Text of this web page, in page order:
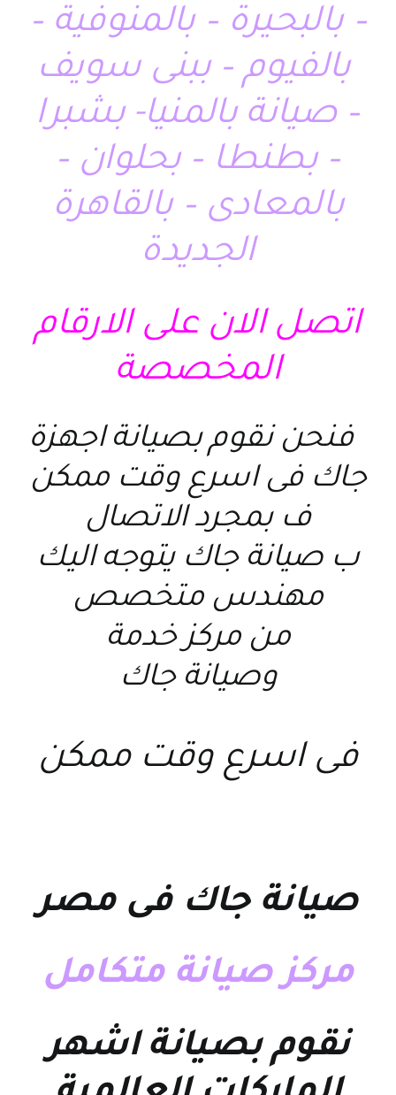
– بالبحيرة – بالمنوفية –
بالفيوم – ببنى سويف
– صيانة بالمنيا- بشبرا
– بطنطا – بحلوان –
بالمعادى – بالقاهرة
الجديدة
اتصل الان على الارقام
المخصصة
فنحن نقوم بصيانة اجهزة
جاك فى اسرع وقت ممكن
ف بمجرد الاتصال
بصيانة جاك يتوجه اليك
مهندس متخصص
منمركز خدمة
وصيانة جاك
فى اسرع وقت ممكن
صيانة جاك فى مصر
مركز صيانة متكامل
نقوم بصيانة اشهر